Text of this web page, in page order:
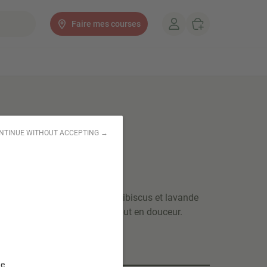
WITHOUT ACCEPTING →
Faire mes courses
à base de pétale de rose, hibiscus et lavande
pour un éveil des sens tout en douceur.